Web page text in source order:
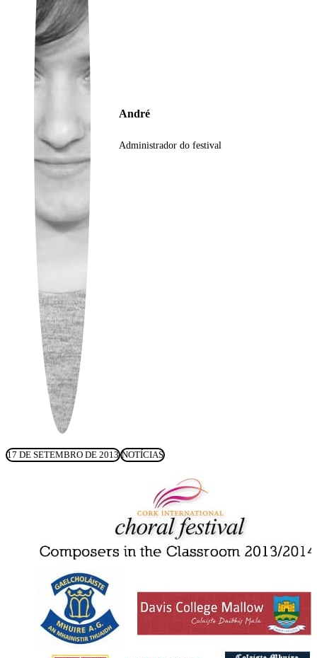
Ukrainian
André
Administrador do festival
17 DE SETEMBRO DE 2013 NOTÍCIAS